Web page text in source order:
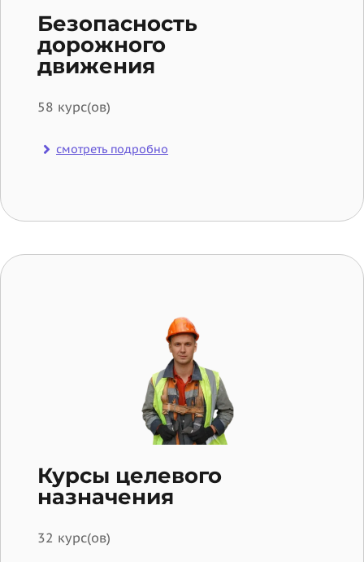
Безопасность
дорожного
движения
58 курс(ов)
смотреть подробно
Курсы целевого
назначения
32 курс(ов)